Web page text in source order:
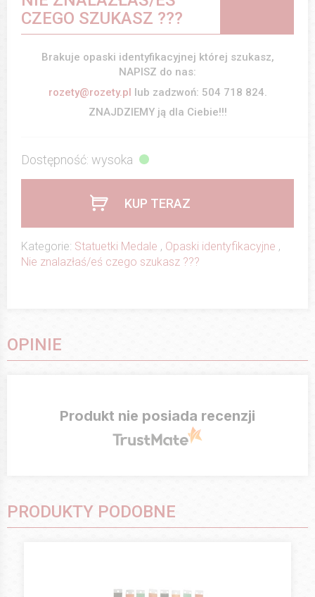
CZEGO SZUKASZ ???
Brakuje opaski identyfikacyjnej której szukasz,
NAPISZ do nas:
rozety@rozety.pl lub zadzwoń: 504 718 824.
ZNAJDZIEMY ją dla Ciebie!!!
Dostępność: wysoka
KUP TERAZ
Kategorie: Statuetki Medale , Opaski identyfikacyjne ,
Nie znalazłaś/eś czego szukasz ???
OPINIE
Produkt nie posiada recenzji
PRODUKTY PODOBNE